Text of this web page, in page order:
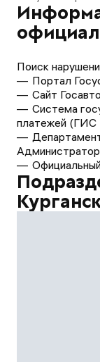
Поиск
Портал
Сайт
Система
платежей
Администратор